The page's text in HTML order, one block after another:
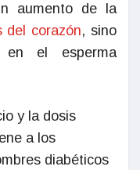
aumento de la
del corazón, sino
el esperma
y la dosis
a los
diabéticos